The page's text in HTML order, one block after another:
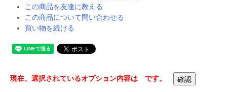
この商品を友達に教える
この商品について問い合わせる
買い物を続ける
現在、選択されているオプション内容は です。